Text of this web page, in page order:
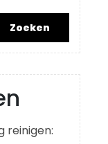
Zoeken
reinigen: